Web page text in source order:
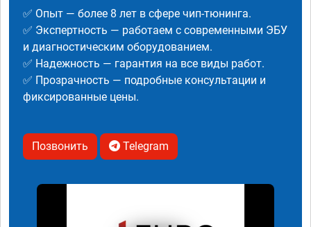
✅ Опыт — более 8 лет в сфере чип-тюнинга.
✅ Экспертность — работаем с современными ЭБУ
и диагностическим оборудованием.
✅ Надежность — гарантия на все виды работ.
✅ Прозрачность — подробные консультации и
фиксированные цены.
Позвонить Telegram